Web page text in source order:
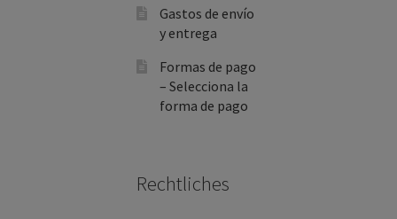
Gastos de envío
y entrega
Formas de pago
– Selecciona la
forma de pago
Rechtliches